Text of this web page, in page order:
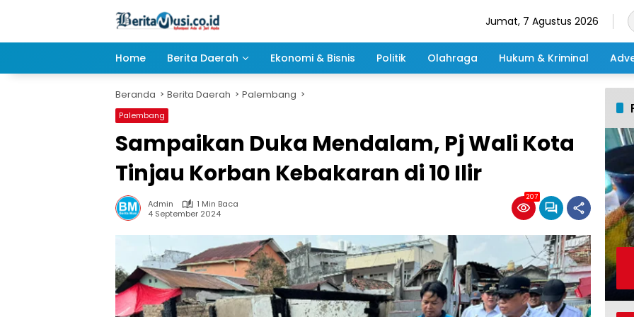
Jumat, 7 Agustus 2026
Home Berita Daerah Ekonomi & Bisnis Politik Olahraga Hukum & Kriminal
Beranda Berita Daerah Palembang
Palembang
Sampaikan Duka Mendalam, Pj Wali Kota
Tinjau Korban Kebakaran di 10 Ilir
Admin
1 Min Baca
4 September 2024
207